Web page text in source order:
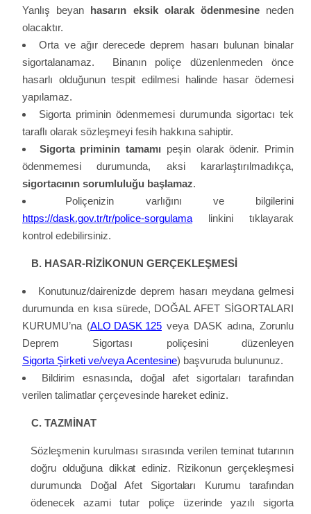
Yanlış beyan
hasarın eksik olarak ödenmesineneden
olacaktır.
Orta ve ağır derecede deprem hasarı bulunan binalar
sigortalanamaz. Binanın poliçe düzenlenmeden önce
hasarlı olduğunun tespit edilmesi halinde hasar ödemesi
yapılamaz.
Sigorta priminin ödenmemesi durumunda sigortacı tek
taraflı olarak sözleşmeyi fesih hakkına sahiptir.
Sigorta priminin tamamı peşin olarak ödenir. Primin
ödenmemesi durumunda, aksi kararlaştırılmadıkça,
sigortacının sorumluluğu başlamaz.
Poliçenizin varlığını ve bilgilerini
https://dask.gov.tr/tr/police-sorgulama linkini tıklayarak
kontrol edebilirsiniz.
B. HASAR-RİZİKONUN GERÇEKLEŞMESİ
Konutunuz/dairenizde deprem hasarı meydana gelmesi
durumunda en kısa sürede, DOĞAL AFET SİGORTALARI
KURUMU’na (ALO DASK 125 veya DASK adına, Zorunlu
Deprem Sigortası poliçesini düzenleyen
Sigorta Şirketi ve/veya Acentesine) başvuruda bulununuz.
Bildirim esnasında, doğal afet sigortaları tarafından
verilen talimatlar çerçevesinde hareket ediniz.
C. TAZMİNAT
Sözleşmenin kurulması sırasında verilen teminat tutarının
doğru olduğuna dikkat ediniz. Rizikonun gerçekleşmesi
durumunda Doğal Afet Sigortaları Kurumu tarafından
ödenecek azami tutar poliçe üzerinde yazılı sigorta